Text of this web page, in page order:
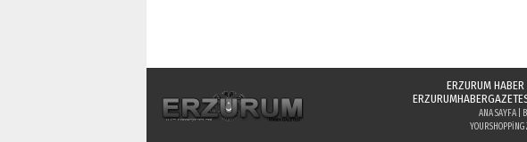
ERZURUM
ANA SAYFA|